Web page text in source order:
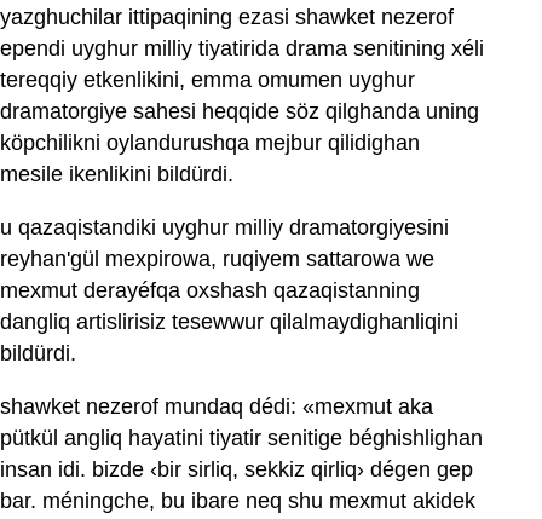
yazghuchilar ittipaqining ezasi shawket nezerof
ependi uyghur milliy tiyatirida drama senitining xéli
tereqqiy etkenlikini, emma omumen uyghur
dramatorgiye sahesi heqqide söz qilghanda uning
köpchilikni oylandurushqa mejbur qilidighan
mesile ikenlikini bildürdi.
u qazaqistandiki uyghur milliy dramatorgiyesini
reyhan'gül mexpirowa, ruqiyem sattarowa we
mexmut derayéfqa oxshash qazaqistanning
dangliq artislirisiz tesewwur qilalmaydighanliqini
bildürdi.
shawket nezerof mundaq dédi: «mexmut aka
pütkül angliq hayatini tiyatir senitige béghishlighan
insan idi. bizde ‹bir sirliq, sekkiz qirliq› dégen gep
bar. méningche, bu ibare neq shu mexmut akidek